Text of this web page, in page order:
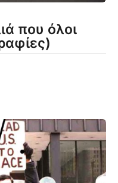
που όλοι